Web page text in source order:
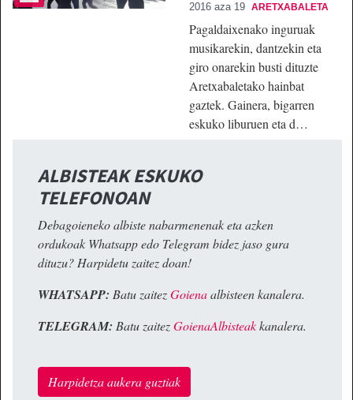
2016 aza 19 ARETXABALETA
Pagaldaixenako inguruak
musikarekin, dantzekin eta
giro onarekin busti dituzte
Aretxabaletako hainbat
gaztek. Gainera, bigarren
eskuko liburuen eta d…
ALBISTEAK ESKUKO
TELEFONOAN
Debagoieneko albiste nabarmenenak eta azken
ordukoak Whatsapp edo Telegram bidez jaso gura
dituzu? Harpidetu zaitez doan!
WHATSAPP: Batu zaitezGoienaalbisteen kanalera.
TELEGRAM: Batu zaitezGoienaAlbisteakkanalera.
Harpidetza aukera guztiak